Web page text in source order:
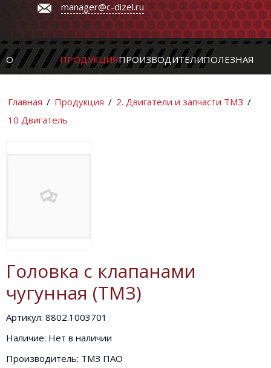
manager@c-dizel.ru
О ПРОДУКЦИЯПРОИЗВОДИТЕЛИПОЛЕЗНАЯ
Главная / Продукция / 2. Двигатели и запчасти ТМЗ /
10 Двигатель
Головка с клапанами
чугунная (ТМЗ)
Артикул: 8802.1003701
Наличие: Нет в наличии
Производитель: ТМЗ ПАО